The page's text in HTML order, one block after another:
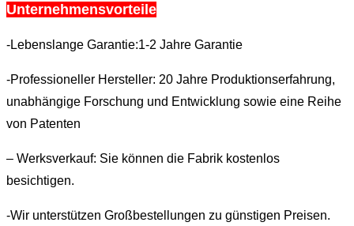
Unternehmensvorteile
-Lebenslange Garantie:1-2 Jahre Garantie
-Professioneller Hersteller: 20 Jahre Produktionserfahrung,
unabhängige Forschung und Entwicklung sowie eine Reihe
von Patenten
– Werksverkauf: Sie können die Fabrik kostenlos
besichtigen.
-Wir unterstützen Großbestellungen zu günstigen Preisen.